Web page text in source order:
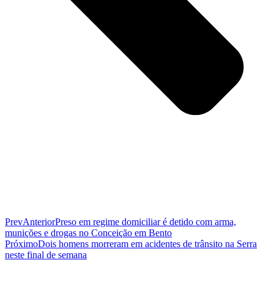
PrevAnteriorPreso em regime domiciliar é detido com arma,
munições e drogas no Conceição em Bento
PróximoDois homens morreram em acidentes de trânsito na Serra
neste final de semana